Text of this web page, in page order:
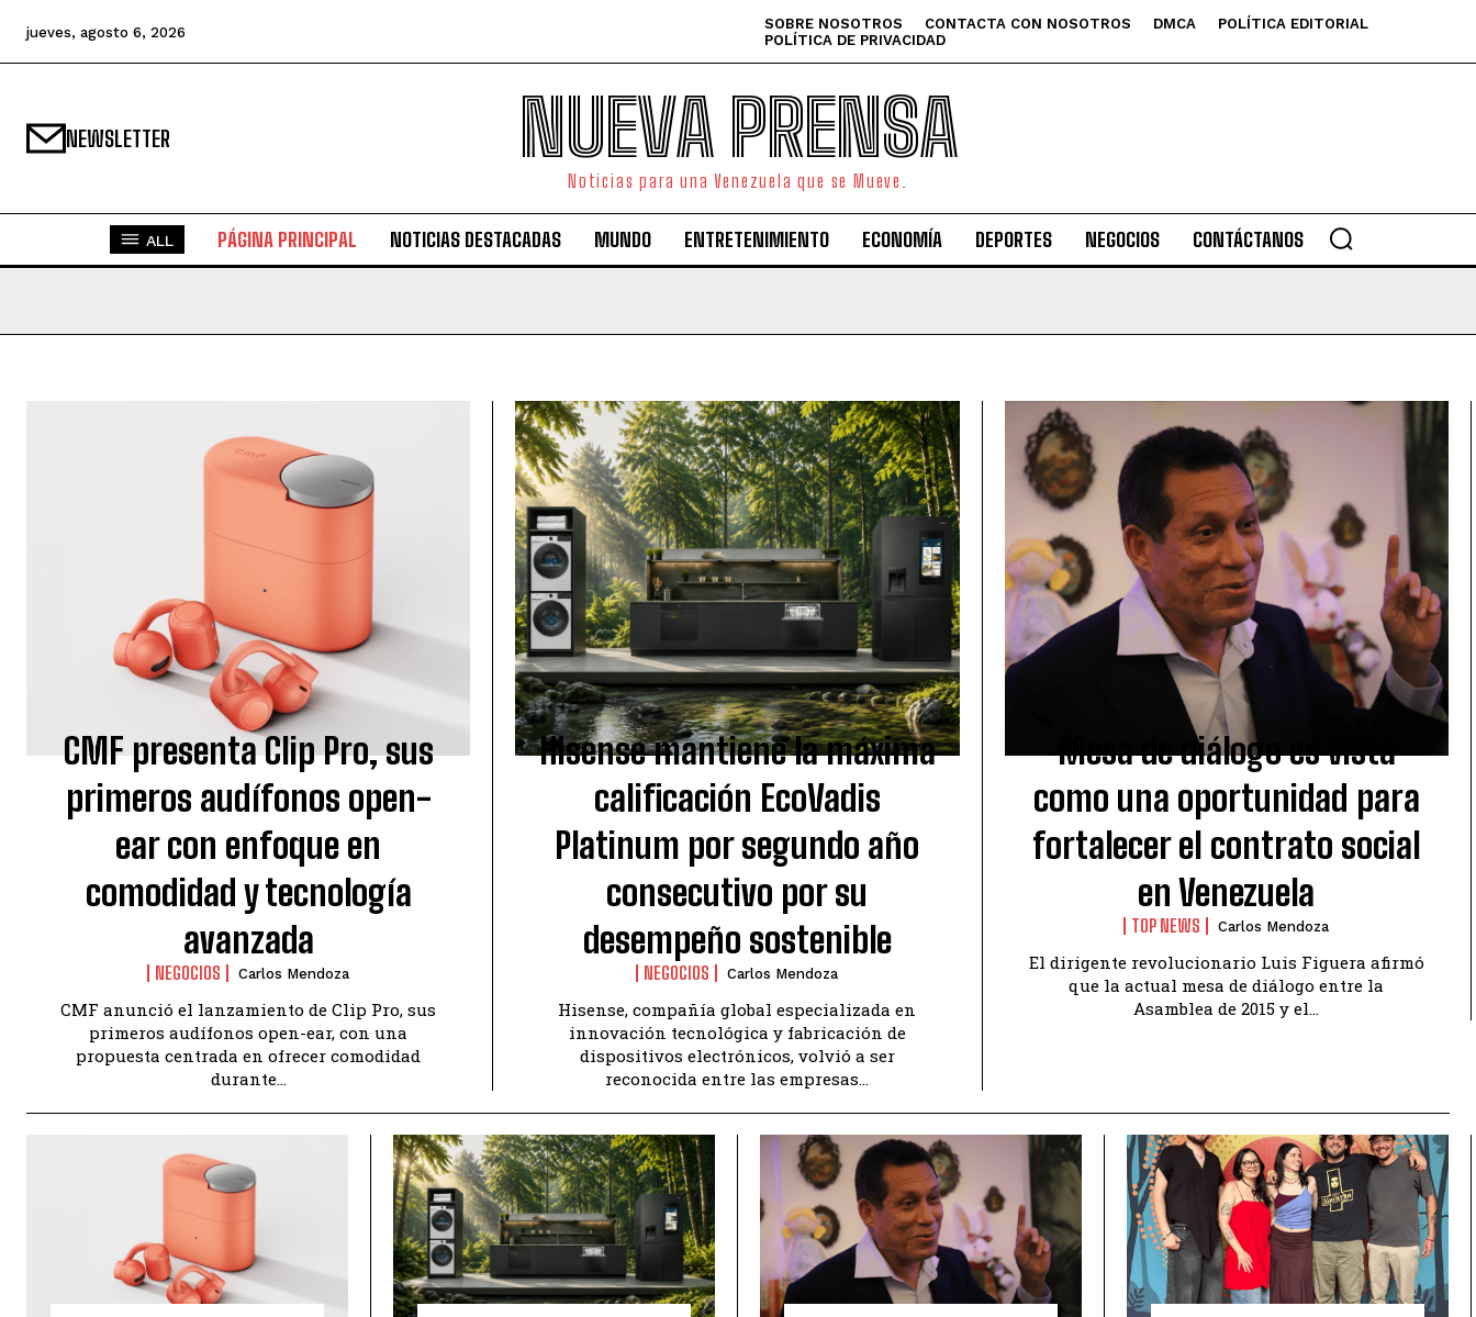
jueves, agosto 6, 2026 SOBRE NOSOTROS CONTACTA CON NOSOTROS DMCA
POLÍTICA EDITORIAL
POLÍTICA DE PRIVACIDAD
NEWSLETTER NUEVA PRENSA
Noticias para una Venezuela que se Mueve.
ALL PÁGINA PRINCIPAL NOTICIAS DESTACADAS MUNDO ENTRETENIMIENTO ECONOMÍA DEPORTES NEGOCIOS CONTÁCTANOS
CMF presenta Clip Pro, sus
primeros audífonos open-
ear con enfoque en
comodidad y tecnología
avanzada
NEGOCIOS Carlos Mendoza
CMF anunció el lanzamiento de Clip Pro, sus
primeros audífonos open-ear, con una
propuesta centrada en ofrecer comodidad
durante...
Hisense mantiene la máxima
calificación EcoVadis
Platinum por segundo año
consecutivo por su
desempeño sostenible
NEGOCIOS Carlos Mendoza
Hisense, compañía global especializada en
innovación tecnológica y fabricación de
dispositivos electrónicos, volvió a ser
reconocida entre las empresas...
Mesa de diálogo es vista
como una oportunidad para
fortalecer el contrato social
en Venezuela
TOP NEWS Carlos Mendoza
El dirigente revolucionario Luis Figuera afirmó
que la actual mesa de diálogo entre la
Asamblea de 2015 y el...